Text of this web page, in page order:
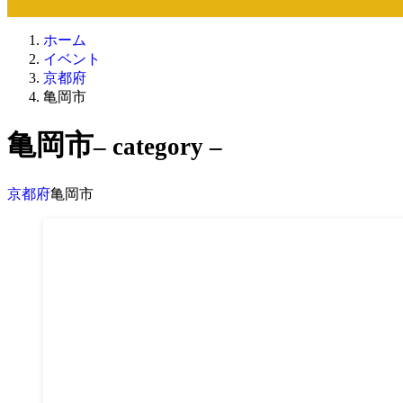
ホーム
イベント
京都府
亀岡市
亀岡市– category –
京都府亀岡市